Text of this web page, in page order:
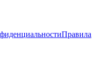
Правила